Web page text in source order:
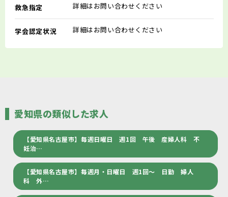
救急指定 詳細はお問い合わせください
学会認定状況 詳細はお問い合わせください
愛知県の類似した求人
【愛知県名古屋市】毎週日曜日 週1回 午後 産婦人科 不
妊治…
【愛知県名古屋市】毎週月・日曜日 週1回～ 日勤 婦人
科 外…